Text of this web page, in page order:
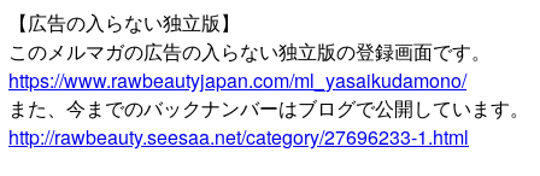
【広告の入らない独立版】
このメルマガの広告の入らない独立版の登録画面です。
https://www.rawbeautyjapan.com/ml_yasaikudamono/
また、今までのバックナンバーはブログで公開しています。
http://rawbeauty.seesaa.net/category/27696233-1.html